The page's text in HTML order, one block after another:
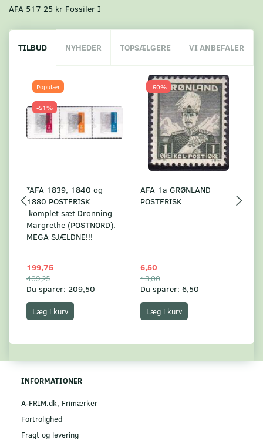
AFA 517 25 kr Fossiler I
TILBUD NYHEDER TOPSÆLGERE VI ANBEFALER
Populær
-51%
*AFA 1839, 1840 og
1880 POSTFRISK
komplet sæt Dronning
Margrethe (POSTNORD).
MEGA SJÆLDNE!!!
199,75
409,25
Du sparer: 209,50
Læg i kurv
-50%
AFA 1a GRØNLAND
POSTFRISK
6,50
13,00
Du sparer: 6,50
Læg i kurv
INFORMATIONER
A-FRIM.dk, Frimærker
Fortrolighed
Fragt og levering